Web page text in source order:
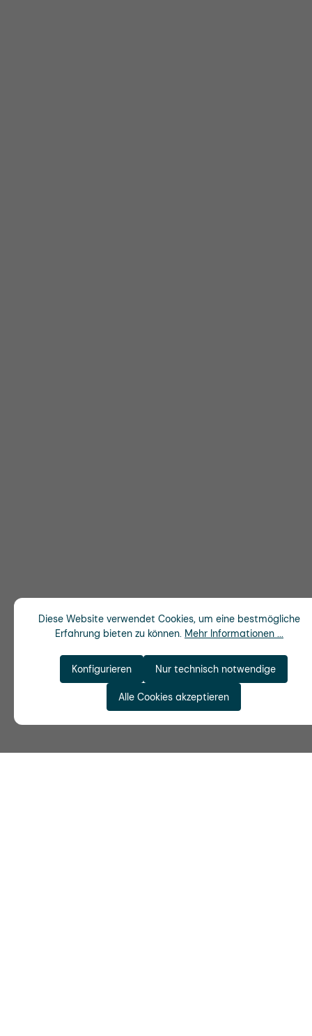
Diese Website verwendet Cookies, um eine bestmögliche
Erfahrung bieten zu können. Mehr Informationen ...
Nur technisch notwendige
Konfigurieren
Alle Cookies akzeptieren